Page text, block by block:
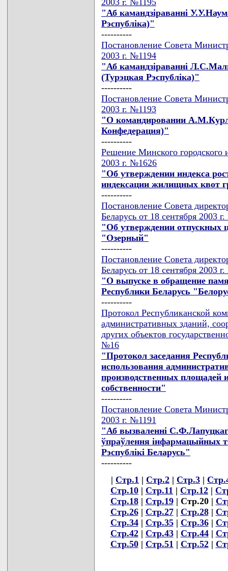
"Аб камандзiраваннi
Рэспублiка)"
----------
Постановление Совета
2003 г. №1194
"Аб камандзiраваннi
(Турэцкая Рэспублiка)"
----------
Постановление Совета
2003 г. №1193
"О командировании
Конфедерация)"
----------
Решение Минского городского
2003 г. №1626
"Об утверждении индекса
индексации жилищных квот
----------
Постановление Совета
Беларусь от 18 сентября 2003
"Об утверждении отпускных
"Озерный"
----------
Постановление Совета
Беларусь от 18 сентября 2003
"О выпуске в обращение
Республики Беларусь
----------
Протокол Республиканской
административных зданий,
других объектов
№16
"Протокол заседания
использования
производственных площадей
собственности"
----------
Постановление Совета
2003 г. №1191
"Аб вызваленнi
ўпраўлення iнфармацыйных
Рэспублiкi Беларусь"
----------
| Стр.1 | Стр.2 | Стр.3 |
Стр.10 | Стр.11 | Стр.12 |
Стр.18| Стр.19| Стр.20 |
Стр.26| Стр.27| Стр.28|
Стр.34| Стр.35| Стр.36|
Стр.42| Стр.43| Стр.44|
Стр.50| Стр.51 | Стр.52|